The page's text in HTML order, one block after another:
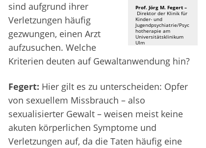
Prof. Jörg M. Fegert –
Direktor der Klinik für
Kinder- und
Jugendpsychiatrie/Psyc
hotherapie am
Universitätsklinikum
Ulm
sind aufgrund ihrer
Verletzungen häufig
gezwungen, einen Arzt
aufzusuchen. Welche
Kriterien deuten auf Gewaltanwendung hin?
Fegert: Hier gilt es zu unterscheiden: Opfer
von sexuellem Missbrauch – also
sexualisierter Gewalt – weisen meist keine
akuten körperlichen Symptome und
Verletzungen auf, da die Taten häufig eine